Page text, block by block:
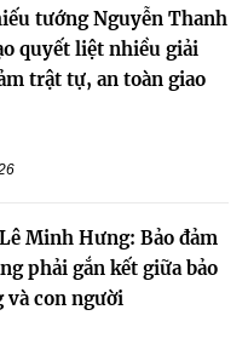
tướng Nguyễn Thanh
quyết liệt nhiều giải
trật tự, an toàn giao
Minh Hưng: Bảo đảm
phải gắn kết giữa bảo
và con người